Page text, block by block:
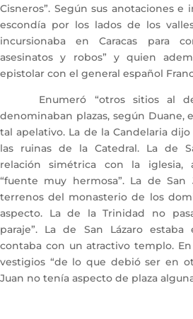
Cisneros”. Según sus anotaciones e
escondía por los lados de los
incursionaba en Caracas para
asesinatos y robos” y quien
epistolar con el general español
Enumeró “otros sitios al
denominaban plazas, según Duane,
tal apelativo. La de la Candelaria
las ruinas de la Catedral. La de
relación simétrica con la iglesia,
“fuente muy hermosa”. La de
terrenos del monasterio de los
aspecto. La de la Trinidad no
paraje”. La de San Lázaro
contaba con un atractivo templo. En
vestigios “de lo que debió ser en
Juan no tenía aspecto de plaza